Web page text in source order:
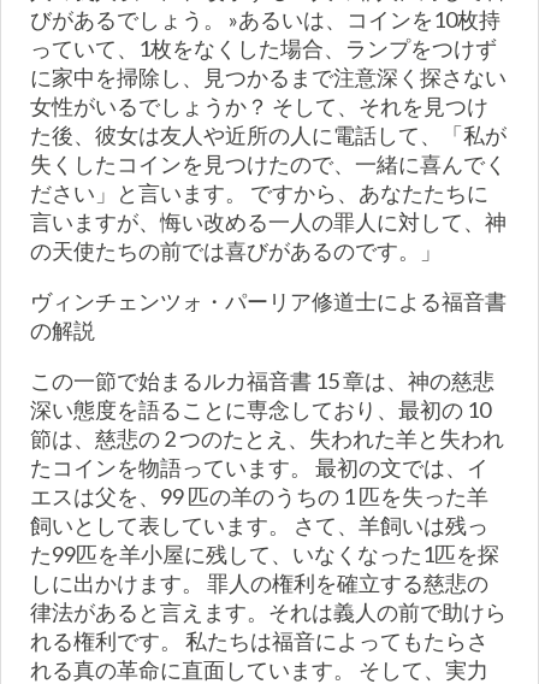
びがあるでしょう。 »あるいは、コインを10枚持
っていて、1枚をなくした場合、ランプをつけず
に家中を掃除し、見つかるまで注意深く探さない
女性がいるでしょうか？ そして、それを見つけ
た後、彼女は友人や近所の人に電話して、「私が
失くしたコインを見つけたので、一緒に喜んでく
ださい」と言います。 ですから、あなたたちに
言いますが、悔い改める一人の罪人に対して、神
の天使たちの前では喜びがあるのです。」
ヴィンチェンツォ・パーリア修道士による福音書
の解説
この一節で始まるルカ福音書 15 章は、神の慈悲
深い態度を語ることに専念しており、最初の 10
節は、慈悲の 2 つのたとえ、失われた羊と失われ
たコインを物語っています。 最初の文では、イ
エスは父を、99 匹の羊のうちの 1 匹を失った羊
飼いとして表しています。 さて、羊飼いは残っ
た99匹を羊小屋に残して、いなくなった1匹を探
しに出かけます。 罪人の権利を確立する慈悲の
律法があると言えます。それは義人の前で助けら
れる権利です。 私たちは福音によってもたらさ
れる真の革命に直面しています。 そして、実力